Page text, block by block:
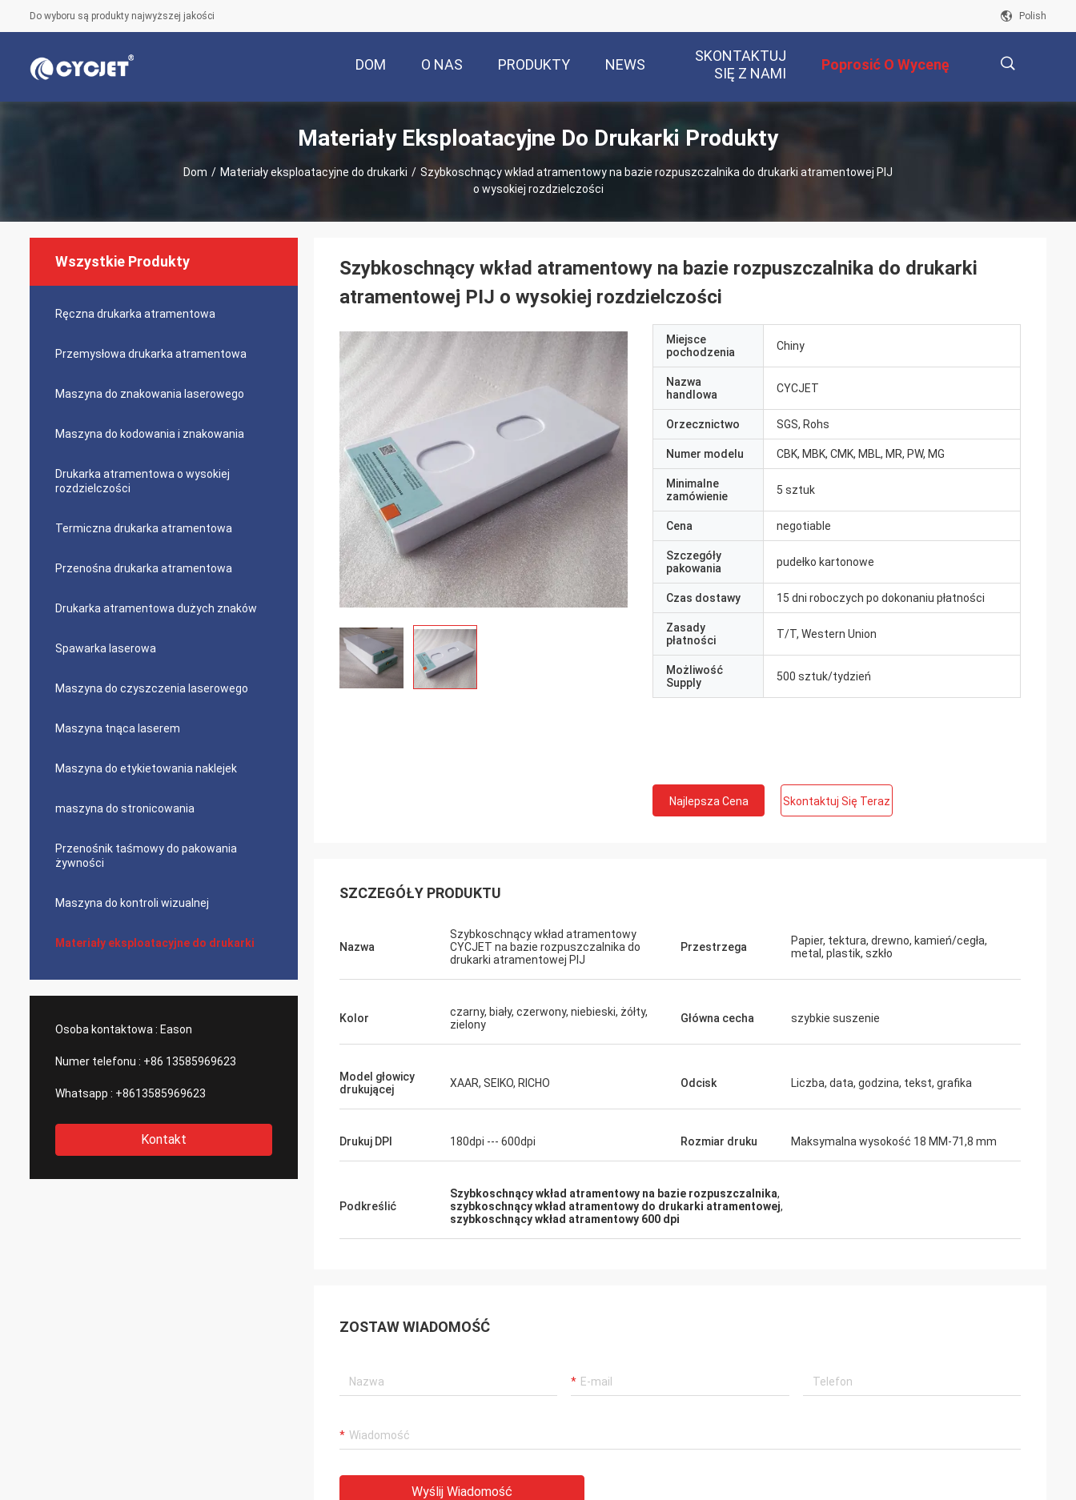
Do wyboru są produkty najwyższej jakości Polish
DOM O NAS PRODUKTY NEWS
SKONTAKTUJ
SIĘ Z NAMI
Poprosić O Wycenę
Materiały Eksploatacyjne Do Drukarki Produkty
Dom / Materiały eksploatacyjne do drukarki / Szybkoschnący wkład atramentowy na bazie rozpuszczalnika do drukarki atramentowej PIJ
o wysokiej rozdzielczości
Wszystkie Produkty
Ręczna drukarka atramentowa
Przemysłowa drukarka atramentowa
Maszyna do znakowania laserowego
Maszyna do kodowania i znakowania
Drukarka atramentowa o wysokiej
rozdzielczości
Termiczna drukarka atramentowa
Przenośna drukarka atramentowa
Drukarka atramentowa dużych znaków
Spawarka laserowa
Maszyna do czyszczenia laserowego
Maszyna tnąca laserem
Maszyna do etykietowania naklejek
maszyna do stronicowania
Przenośnik taśmowy do pakowania
żywności
Maszyna do kontroli wizualnej
Materiały eksploatacyjne do drukarki
Osoba kontaktowa : Eason
Numer telefonu : +86 13585969623
Whatsapp : +8613585969623
Kontakt
Szybkoschnący wkład atramentowy na bazie rozpuszczalnika do drukarki
atramentowej PIJ o wysokiej rozdzielczości
Miejsce
pochodzenia
Chiny
Nazwa
handlowa
CYCJET
Orzecznictwo SGS, Rohs
Numer modelu CBK, MBK, CMK, MBL, MR, PW, MG
Minimalne
zamówienie
5 sztuk
Cena negotiable
Szczegóły
pakowania
pudełko kartonowe
Czas dostawy 15 dni roboczych po dokonaniu płatności
Zasady
płatności
T/T, Western Union
Możliwość
Supply
500 sztuk/tydzień
Najlepsza Cena Skontaktuj Się Teraz
SZCZEGÓŁY PRODUKTU
Nazwa
Szybkoschnący wkład atramentowy
CYCJET na bazie rozpuszczalnika do
drukarki atramentowej PIJ
Przestrzega
Papier, tektura, drewno, kamień/cegła,
metal, plastik, szkło
Kolor
czarny, biały, czerwony, niebieski, żółty,
zielony
Główna cecha szybkie suszenie
Model głowicy
drukującej
XAAR, SEIKO, RICHO Odcisk Liczba, data, godzina, tekst, grafika
Drukuj DPI 180dpi --- 600dpi Rozmiar druku Maksymalna wysokość 18 MM-71,8 mm
Podkreślić
Szybkoschnący wkład atramentowy na bazie rozpuszczalnika,
szybkoschnący wkład atramentowy do drukarki atramentowej,
szybkoschnący wkład atramentowy 600 dpi
ZOSTAW WIADOMOŚĆ
Wyślij Wiadomość